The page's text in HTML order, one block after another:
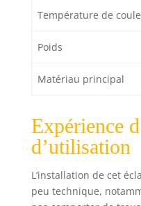
Température de
Poids
Matériau principal
Expérience
d’utilisation
L’installation de cet
peu technique,